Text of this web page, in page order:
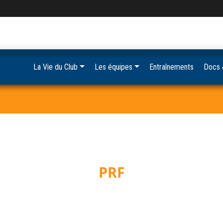
PRF
La Vie du Club Les équipes Entraînements Docs